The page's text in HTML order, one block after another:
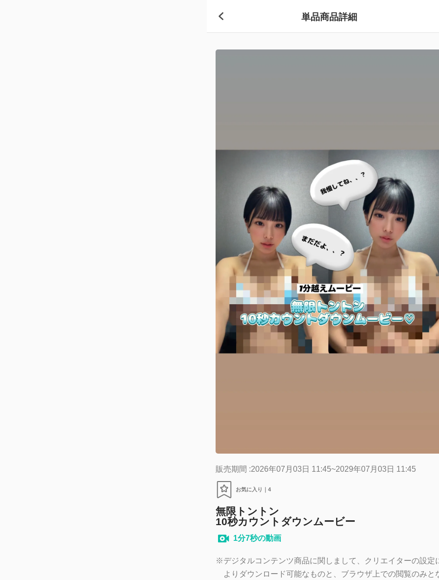
単品商品詳細
販売期間 :2026年07月03日 11:45~2029年07月03日 11:45
お気に入り｜ 4
無限トントン
10秒カウントダウンムービー
1分7秒の動画
※デジタルコンテンツ商品に関しまして、クリエイターの設定
よりダウンロード可能なものと、ブラウザ上での閲覧のみと